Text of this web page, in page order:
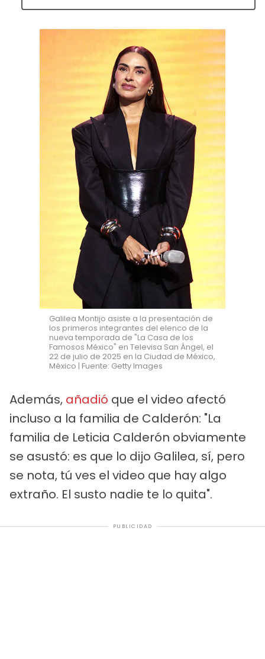
Galilea Montijo asiste a la presentación de
los primeros integrantes del elenco de la
nueva temporada de "La Casa de los
Famosos México" en Televisa San Ángel, el
22 de julio de 2025 en la Ciudad de México,
México | Fuente: Getty Images
Además, añadió que el video afectó
incluso a la familia de Calderón: "La
familia de Leticia Calderón obviamente
se asustó: es que lo dijo Galilea, sí, pero
se nota, tú ves el video que hay algo
extraño. El susto nadie te lo quita".
PUBLICIDAD